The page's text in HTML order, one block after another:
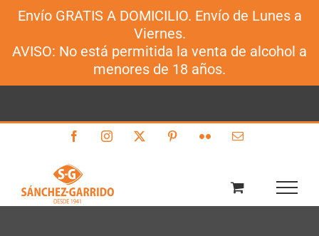
Envío GRATIS A DOMICILIO. Envío de Lunes a
Viernes.
AVISO: No está permitida la venta de alcohol a
menores de 18 años.
FacebookInstagram PinterestFlickr Correo
Sánchez-Garrido